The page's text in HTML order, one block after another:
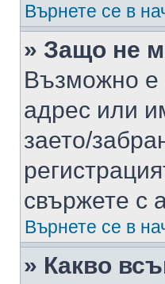
Върнете се в
» Защо не
Възможно е
адрес или
заето/
свържете с
Върнете се в
» Какво